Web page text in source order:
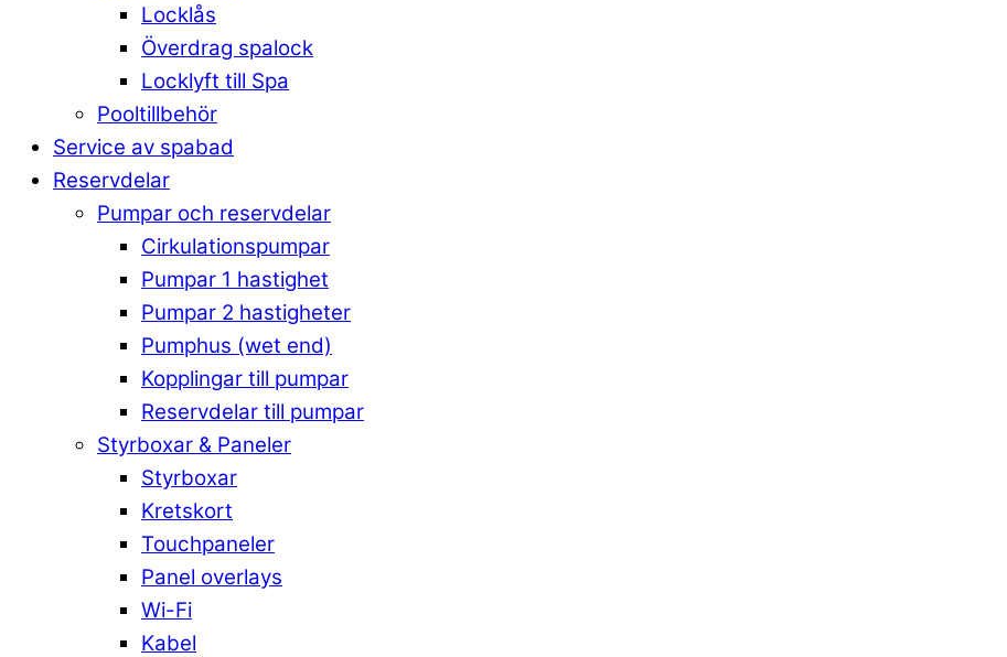
Locklås
Överdrag spalock
Locklyft till Spa
Pooltillbehör
Service av spabad
Reservdelar
Pumpar och reservdelar
Cirkulationspumpar
Pumpar 1 hastighet
Pumpar 2 hastigheter
Pumphus (wet end)
Kopplingar till pumpar
Reservdelar till pumpar
Styrboxar & Paneler
Styrboxar
Kretskort
Touchpaneler
Panel overlays
Wi-Fi
Kabel